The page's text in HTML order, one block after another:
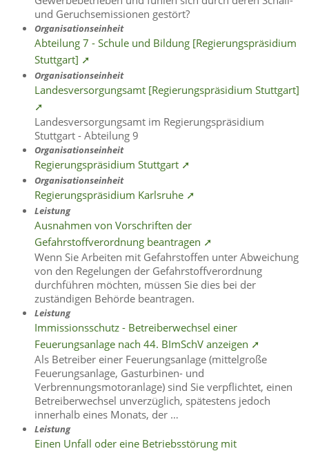
und Geruchsemissionen gestört?
Organisationseinheit
Abteilung 7 - Schule und Bildung [Regierungspräsidium
Stuttgart] ➚
Organisationseinheit
Landesversorgungsamt [Regierungspräsidium Stuttgart]
➚
Landesversorgungsamt im Regierungspräsidium
Stuttgart - Abteilung 9
Organisationseinheit
Regierungspräsidium Stuttgart ➚
Organisationseinheit
Regierungspräsidium Karlsruhe ➚
Leistung
Ausnahmen von Vorschriften der
Gefahrstoffverordnung beantragen ➚
Wenn Sie Arbeiten mit Gefahrstoffen unter Abweichung
von den Regelungen der Gefahrstoffverordnung
durchführen möchten, müssen Sie dies bei der
zuständigen Behörde beantragen.
Leistung
Immissionsschutz - Betreiberwechsel einer
Feuerungsanlage nach 44. BImSchV anzeigen ➚
Als Betreiber einer Feuerungsanlage (mittelgroße
Feuerungsanlage, Gasturbinen- und
Verbrennungsmotoranlage) sind Sie verpflichtet, einen
Betreiberwechsel unverzüglich, spätestens jedoch
innerhalb eines Monats, der …
Leistung
Einen Unfall oder eine Betriebsstörung mit